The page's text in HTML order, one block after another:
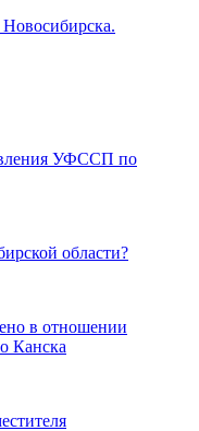
УФССП по
области?
в отношении
Канска